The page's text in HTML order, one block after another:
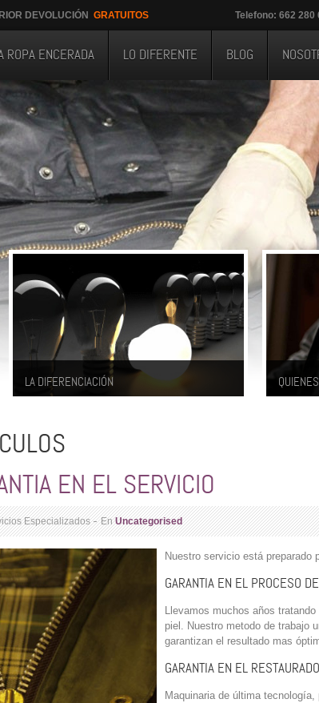
DEVOLUCIÓN GRATUITOS Telefono: 662
ROPA ENCERADA LO DIFERENTE BLOG
LA DIFERENCIACIÓN
envío, y su posterior devolución La prenda
EN EL SERVICIO
Especializados EnUncategorised
Nuestro servicio está preparado
GARANTIA EN EL PROCESO
Llevamos muchos años
piel. Nuestro metodo de trabajo
garantizan el resultado mas
GARANTIA EN EL RESTAURADO
Maquinaria de última